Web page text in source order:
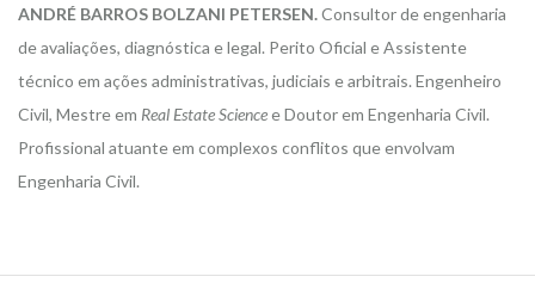
ANDRÉ BARROS BOLZANI PETERSEN.Consultor de engenharia
de avaliações, diagnóstica e legal. Perito Oficial e Assistente
técnico em ações administrativas, judiciais e arbitrais. Engenheiro
Civil, Mestre em Real Estate Sciencee Doutor em Engenharia Civil.
Profissional atuante em complexos conflitos que envolvam
Engenharia Civil.